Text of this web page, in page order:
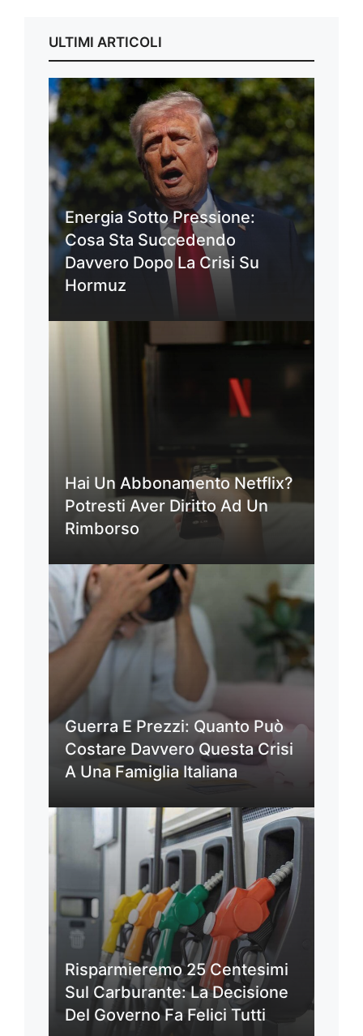
ULTIMI ARTICOLI
Energia Sotto Pressione:
Cosa Sta Succedendo
Davvero Dopo La Crisi Su
Hormuz
Hai Un Abbonamento Netflix?
Potresti Aver Diritto Ad Un
Rimborso
Guerra E Prezzi: Quanto Può
Costare Davvero Questa Crisi
A Una Famiglia Italiana
Risparmieremo 25 Centesimi
Sul Carburante: La Decisione
Del Governo Fa Felici Tutti